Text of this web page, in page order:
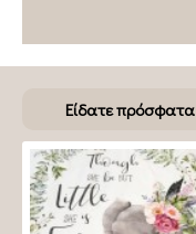
Είδατε πρόσφατα